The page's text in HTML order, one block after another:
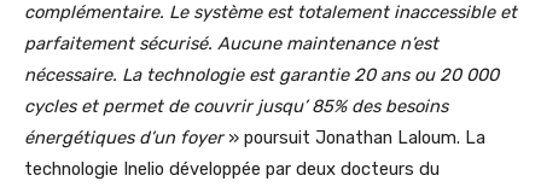
complémentaire. Le système est totalement inaccessible et
parfaitement sécurisé. Aucune maintenance n’est
nécessaire. La technologie est garantie 20 ans ou 20 000
cycles et permet de couvrir jusqu’ 85% des besoins
énergétiques d’un foyer» poursuit Jonathan Laloum. La
technologie Inelio développée par deux docteurs du